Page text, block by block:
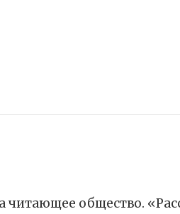
читающее общество.